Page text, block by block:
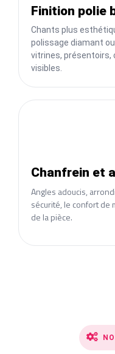
Finition polie
Chants plus
polissage diamant
vitrines,
visibles.
Chanfrein et
Angles adoucis,
sécurité, le confort de
de la pièce.